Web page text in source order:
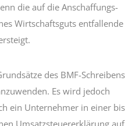
die auf die Anschaffungs-
Wirtschaftsguts entfallende
des BMF-Schreibens
Es wird jedoch
ein Unternehmer in einer bis
Umsatzsteuererklärung auf